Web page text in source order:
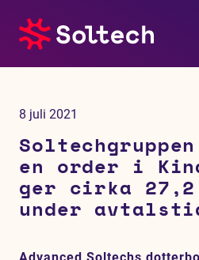
Tjänster
Referensprojekt
8 juli 2021
en order i
ger cirka 27,2
under